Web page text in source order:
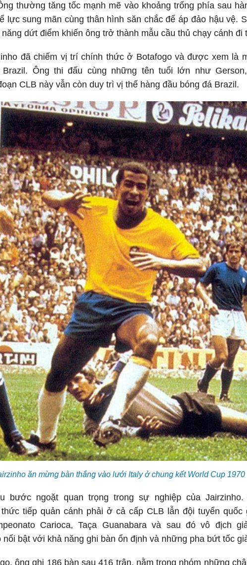
thường tăng tốc mạnh mẽ vào khoảng trống phía sau
lực sung mãn cùng thân hình săn chắc để áp đảo hậu vệ.
dứt điểm khiến ông trở thành mẫu cầu thủ chạy cánh
đã chiếm vị trí chính thức ở Botafogo và được xem là
Ông thi đấu cùng những tên tuổi lớn như
CLB này vẫn còn duy trì vị thế hàng đầu bóng đá Brazil.
ăn mừng bàn thắng vào lưới Italy ở chung kết World Cup 1970
bước ngoặt quan trọng trong sự nghiệp của
tiếp quản cánh phải ở cả cấp CLB lẫn đội tuyển quốc
Carioca, Taça Guanabara và sau đó vô địch
nổi bật với khả năng ghi bàn ổn định và những pha bứt tốc
ông ghi 186 bàn sau 416 trận, nằm trong nhóm những